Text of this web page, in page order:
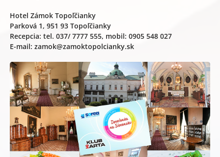
Hotel Zámok Topoľčianky
Parková 1, 951 93 Topoľčianky
Recepcia: tel. 037/ 7777 555, mobil: 0905 548 027
E-mail: zamok@zamoktopolcianky.sk​